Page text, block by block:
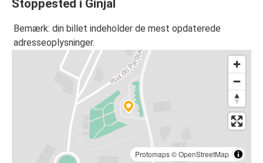
Stoppested i Ginjal
Bemærk: din billet indeholder de mest opdaterede
adresseoplysninger.
Protomaps©OpenStreetMap